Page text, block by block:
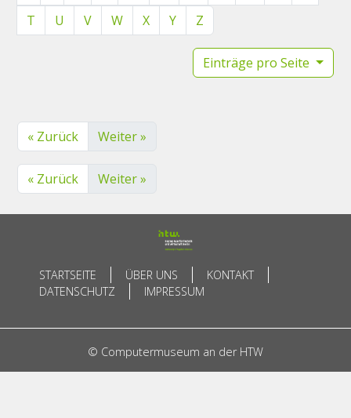
T
U V W X Y Z
Einträge pro Seite
« Zurück Weiter »
« Zurück Weiter »
STARTSEITE ÜBER UNS
KONTAKT
DATENSCHUTZ
IMPRESSUM
© Computermuseum an der HTW